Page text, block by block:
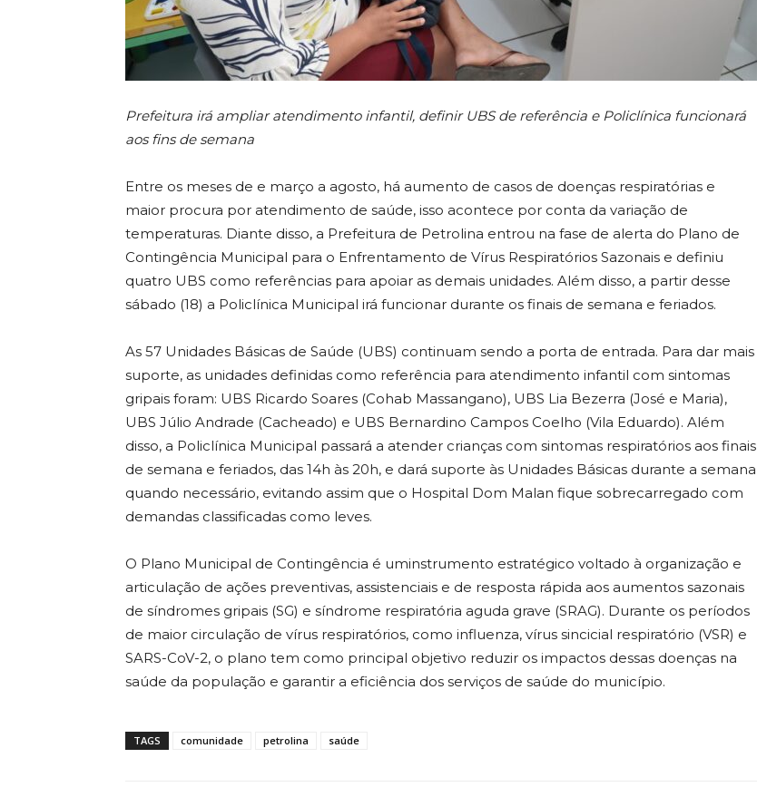
Prefeitura irá ampliar atendimento infantil, definir UBS de referência e Policlínica funcionará
aos fins de semana
Entre os meses de e março a agosto, há aumento de casos de doenças respiratórias e
maior procura por atendimento de saúde, isso acontece por conta da variação de
temperaturas. Diante disso, a Prefeitura de Petrolina entrou na fase de alerta do Plano de
Contingência Municipal para o Enfrentamento de Vírus Respiratórios Sazonais e definiu
quatro UBS como referências para apoiar as demais unidades. Além disso, a partir desse
sábado (18) a Policlínica Municipal irá funcionar durante os finais de semana e feriados.
As 57 Unidades Básicas de Saúde (UBS) continuam sendo a porta de entrada. Para dar mais
suporte, as unidades definidas como referência para atendimento infantil com sintomas
gripais foram: UBS Ricardo Soares (Cohab Massangano), UBS Lia Bezerra (José e Maria),
UBS Júlio Andrade (Cacheado) e UBS Bernardino Campos Coelho (Vila Eduardo). Além
disso, a Policlínica Municipal passará a atender crianças com sintomas respiratórios aos finais
de semana e feriados, das 14h às 20h, e dará suporte às Unidades Básicas durante a semana
quando necessário, evitando assim que o Hospital Dom Malan fique sobrecarregado com
demandas classificadas como leves.
O Plano Municipal de Contingência é uminstrumento estratégico voltado à organização e
articulação de ações preventivas, assistenciais e de resposta rápida aos aumentos sazonais
de síndromes gripais (SG) e síndrome respiratória aguda grave (SRAG). Durante os períodos
de maior circulação de vírus respiratórios, como influenza, vírus sincicial respiratório (VSR) e
SARS-CoV-2, o plano tem como principal objetivo reduzir os impactos dessas doenças na
saúde da população e garantir a eficiência dos serviços de saúde do município.
TAGS comunidade petrolina saúde